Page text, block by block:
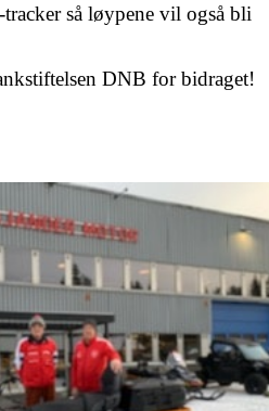
så løypene vil også bli
DNB for bidraget!